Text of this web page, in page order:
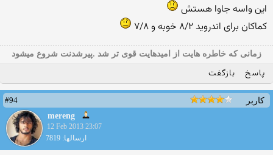
این واسه جاوا هستش
کماکان برای اندروید ۸/۲ خوبه و ۷/۸
زمانی که خاطره هایت از امیدهایت قوی تر شد .پیرشدنت شروع میشود
پاسخ بازگفت
کاربر
#94
mereng
12 Feb 2013 23:07
ارسالها: 7819